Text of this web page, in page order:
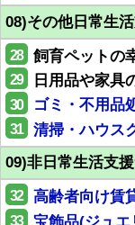
08)その他日常生
28 飼育ペットの
29 日用品や家具
30 ゴミ・不用品
31
清掃・ハウス
09)非日常生活支
32 高齢者向け賃
33